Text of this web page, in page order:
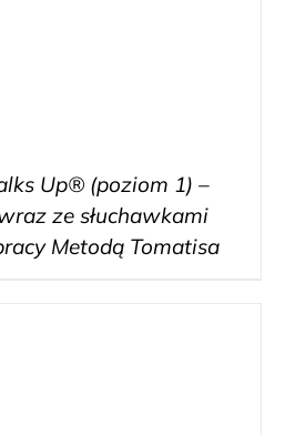
Up® (poziom 1) –
ze słuchawkami
Metodą Tomatisa